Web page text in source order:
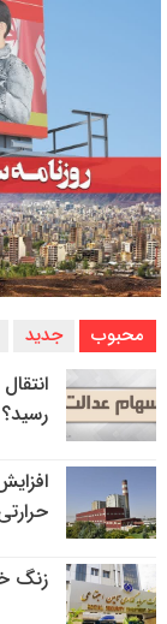
محبوب جدید
رسید؟
زنگ